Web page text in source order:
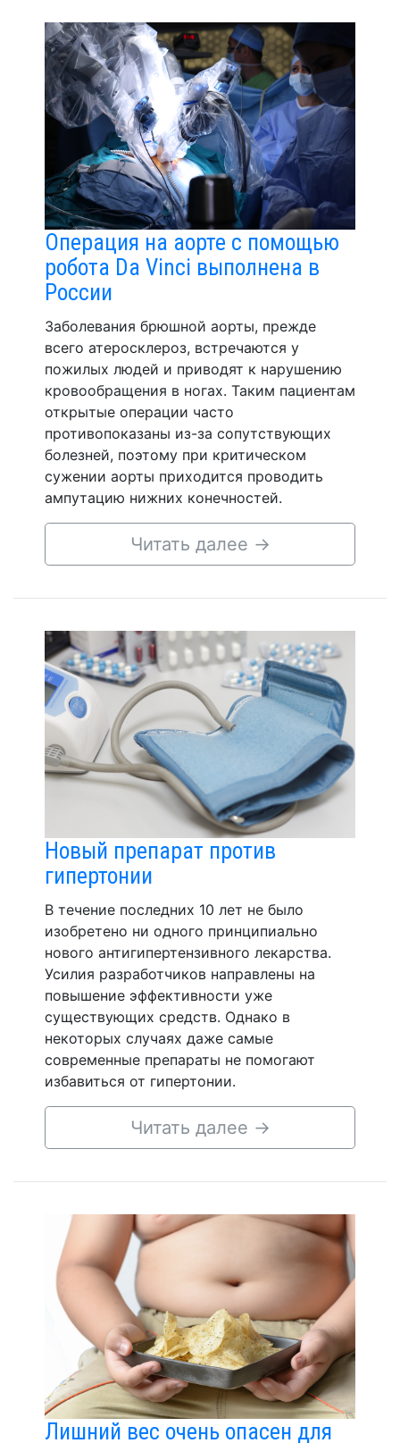
Операция на аорте с помощью
робота Da Vinci выполнена в
России
Заболевания брюшной аорты, прежде
всего атеросклероз, встречаются у
пожилых людей и приводят к нарушению
кровообращения в ногах. Таким пациентам
открытые операции часто
противопоказаны из-за сопутствующих
болезней, поэтому при критическом
сужении аорты приходится проводить
ампутацию нижних конечностей.
Читать далее →
Новый препарат против
гипертонии
В течение последних 10 лет не было
изобретено ни одного принципиально
нового антигипертензивного лекарства.
Усилия разработчиков направлены на
повышение эффективности уже
существующих средств. Однако в
некоторых случаях даже самые
современные препараты не помогают
избавиться от гипертонии.
Читать далее →
Лишний вес очень опасен для